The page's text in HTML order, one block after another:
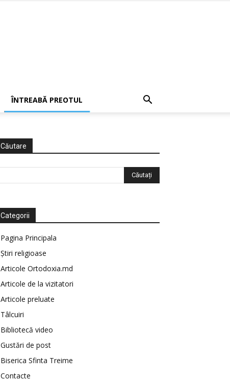
ÎNTREABĂ PREOTUL
Căutare
Categorii
Pagina Principala
Știri religioase
Articole Ortodoxia.md
Articole de la vizitatori
Articole preluate
Tâlcuiri
Bibliotecă video
Gustări de post
Biserica Sfinta Treime
Contacte